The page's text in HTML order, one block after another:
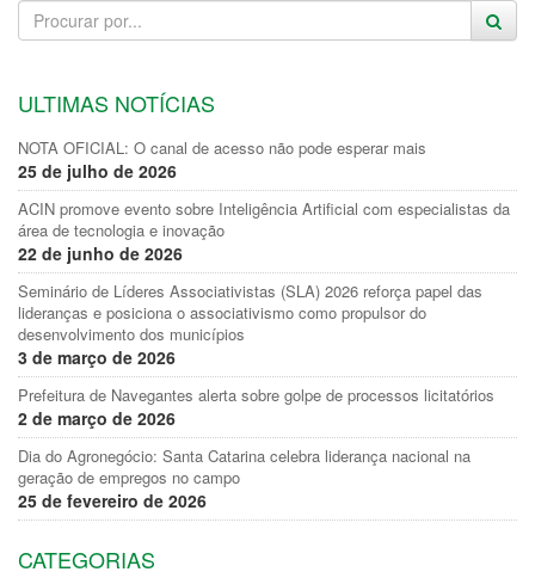
ULTIMAS NOTÍCIAS
NOTA OFICIAL: O canal de acesso não pode esperar mais
25 de julho de 2026
ACIN promove evento sobre Inteligência Artificial com especialistas da
área de tecnologia e inovação
22 de junho de 2026
Seminário de Líderes Associativistas (SLA) 2026 reforça papel das
lideranças e posiciona o associativismo como propulsor do
desenvolvimento dos municípios
3 de março de 2026
Prefeitura de Navegantes alerta sobre golpe de processos licitatórios
2 de março de 2026
Dia do Agronegócio: Santa Catarina celebra liderança nacional na
geração de empregos no campo
25 de fevereiro de 2026
CATEGORIAS